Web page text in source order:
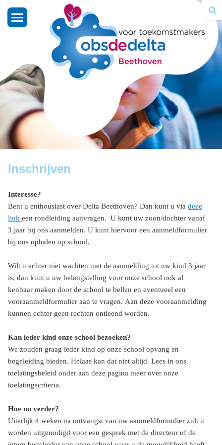
Toggle
navigation
Inschrijven
Interesse?
Bent u enthousiast over Delta Beethoven? Dan kunt u via deze
link een rondleiding aanvragen. U kunt uw zoon/dochter vanaf
3 jaar bij ons aanmelden. U kunt hiervoor een aanmeldformulier
bij ons ophalen op school.
Wilt u echter niet wachten met de aanmelding tot uw kind 3 jaar
is, dan kunt u uw belangstelling voor onze school ook al
kenbaar maken door de school te bellen en eventueel een
vooraanmeldformulier aan te vragen. Aan deze vooraanmelding
kunnen echter geen rechten ontleend worden.
Kan ieder kind onze school bezoeken?
We zouden graag ieder kind op onze school opvang en
begeleiding bieden. Helaas kan dat niet altijd. Lees in ons
toelatingsbeleid onder aan deze pagina meer over onze
toelatingscriteria.
Hoe nu verder?
Uiterlijk 4 weken na ontvangst van uw aanmeldformulier zult u
worden uitgenodigd voor een gesprek met de directeur of de